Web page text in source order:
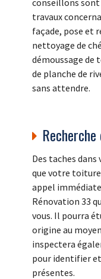
travaux
façade, pose et
nettoyage de
démoussage
de planche de
sans attendre.
Des taches
que votre
appel
Rénovation 33
vous. Il pourra
origine au
inspectera
pour identifier
présentes.